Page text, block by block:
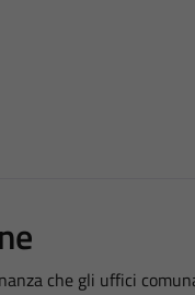
che gli uffici